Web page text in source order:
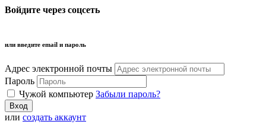
Войдите через соцсеть
или введите email и пароль
Адрес электронной почты
Пароль
Чужой компьютер Забыли пароль?
или создать аккаунт